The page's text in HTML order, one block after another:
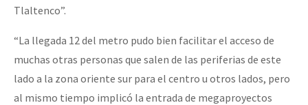
Tlaltenco”.
“La llegada 12 del metro pudo bien facilitar el acceso de
muchas otras personas que salen de las periferias de este
lado a la zona oriente sur para el centro u otros lados, pero
al mismo tiempo implicó la entrada de megaproyectos